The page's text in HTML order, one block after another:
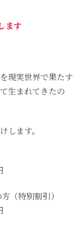
ます
現実世界で果たす
生まれてきたの
します。
（特別割引）